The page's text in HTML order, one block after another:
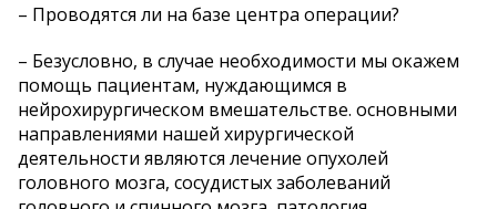
– Проводятся ли на базе центра операции?
– Безусловно, в случае необходимости мы окажем
помощь пациентам, нуждающимся в
нейрохирургическом вмешательстве. основными
направлениями нашей хирургической
деятельности являются лечение опухолей
головного мозга, сосудистых заболеваний